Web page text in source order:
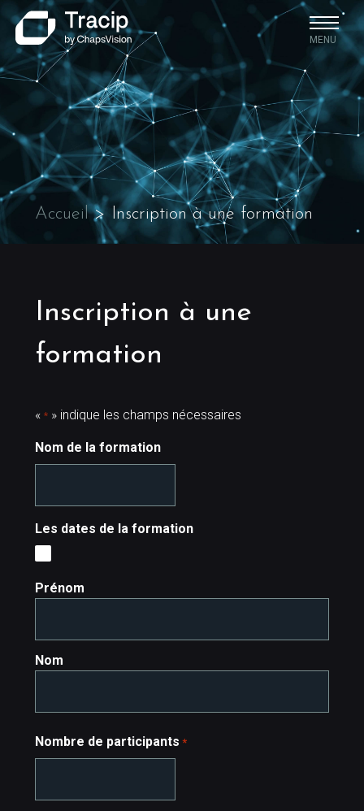
MENU
Accueil> Inscription à une formation
Inscription à une
formation
« *» indique les champs nécessaires
Nom de la formation
Les dates de la formation
Nom
Prénom
Nom
Nombre de participants *